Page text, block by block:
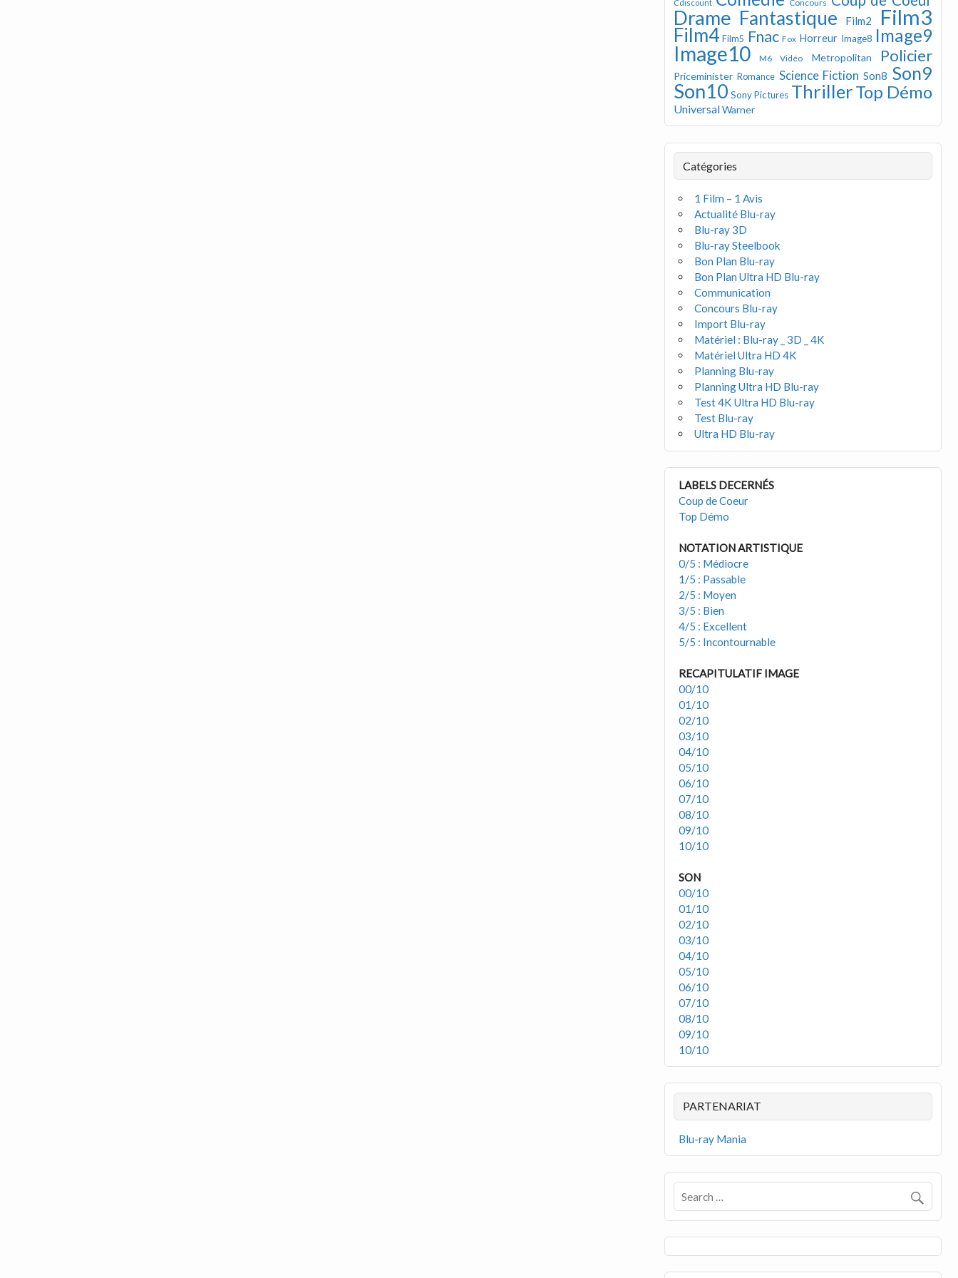
Cdiscount Concours
Drame Fantastique Film2 Film3
Film4 Film5 Fnac Fox Horreur Image8 Image9
Image10 M6 Vidéo Metropolitan Policier
Priceminister Romance Science Fiction Son8 Son9
Son10 Sony Pictures ThrillerTop Démo
UniversalWarner
Catégories
1 Film – 1 Avis
Actualité Blu-ray
Blu-ray 3D
Blu-ray Steelbook
Bon Plan Blu-ray
Bon Plan Ultra HD Blu-ray
Communication
Concours Blu-ray
Import Blu-ray
Matériel : Blu-ray _ 3D _ 4K
Matériel Ultra HD 4K
Planning Blu-ray
Planning Ultra HD Blu-ray
Test 4K Ultra HD Blu-ray
Test Blu-ray
Ultra HD Blu-ray
LABELS DECERNÉS
Coup de Coeur
Top Démo
NOTATION ARTISTIQUE
0/5 : Médiocre
1/5 : Passable
2/5 : Moyen
3/5 : Bien
4/5 : Excellent
5/5 : Incontournable
RECAPITULATIF IMAGE
00/10
01/10
02/10
03/10
04/10
05/10
06/10
07/10
08/10
09/10
10/10
SON
00/10
01/10
02/10
03/10
04/10
05/10
06/10
07/10
08/10
09/10
10/10
PARTENARIAT
Blu-ray Mania